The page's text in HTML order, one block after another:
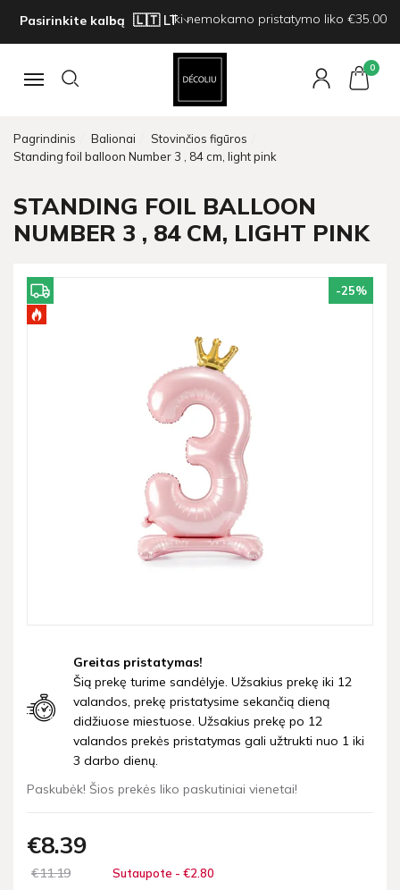
Pasirinkite kalbą Iki nemokamo pristatymo liko €35.00
Navigacija
0
Pagrindinis Balionai
Stovinčios figūros
Standing foil balloon Number 3 , 84 cm, light pink
STANDING FOIL BALLOON
NUMBER 3 , 84 CM, LIGHT PINK
-25%
Greitas pristatymas!
Šią prekę turime sandėlyje. Užsakius prekę iki 12
valandos, prekę pristatysime sekančią dieną
didžiuose miestuose. Užsakius prekę po 12
valandos prekės pristatymas gali užtrukti nuo 1 iki
3 darbo dienų.
Paskubėk! Šios prekės liko paskutiniai vienetai!
€839
€1119 Sutaupote - €2 80